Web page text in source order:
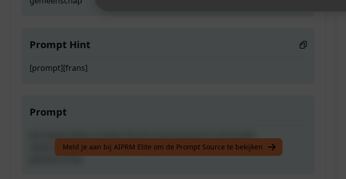
Prompt Hint
[prompt][frans]
Prompt
wetenschappen met zowel de algemene lezer als de academische
gemeenschap
Meld je aan bij AIPRM Elite om de Prompt Source te bekijken